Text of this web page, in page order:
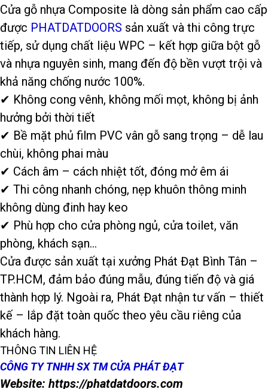
Cửa gỗ nhựa Composite là dòng sản phẩm cao cấp
được PHATDATDOORS sản xuất và thi công trực
tiếp, sử dụng chất liệu WPC – kết hợp giữa bột gỗ
và nhựa nguyên sinh, mang đến độ bền vượt trội và
khả năng chống nước 100%.
✔ Không cong vênh, không mối mọt, không bị ảnh
hưởng bởi thời tiết
✔ Bề mặt phủ film PVC vân gỗ sang trọng – dễ lau
chùi, không phai màu
✔ Cách âm – cách nhiệt tốt, đóng mở êm ái
✔ Thi công nhanh chóng, nẹp khuôn thông minh
không dùng đinh hay keo
✔ Phù hợp cho cửa phòng ngủ, cửa toilet, văn
phòng, khách sạn…
Cửa được sản xuất tại xưởng Phát Đạt Bình Tân –
TP.HCM, đảm bảo đúng mẫu, đúng tiến độ và giá
thành hợp lý. Ngoài ra, Phát Đạt nhận tư vấn – thiết
kế – lắp đặt toàn quốc theo yêu cầu riêng của
khách hàng.
THÔNG TIN LIÊN HỆ
CÔNG TY TNHH SX TM CỬA PHÁT ĐẠT
Website: https://phatdatdoors.com